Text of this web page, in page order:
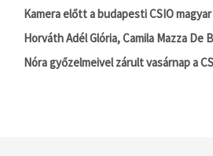
Kamera előtt a budapesti CSIO
Horváth Adél Glória, Camila Mazza De
Nóra győzelmeivel zárult vasárnap a